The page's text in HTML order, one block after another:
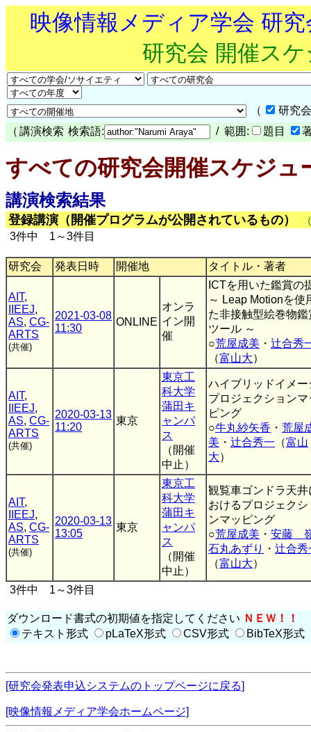
映像情報メディア学会 研
研究会 開催ス
（
研究
（ 講演検索 検索語: / 範囲: 題目
すべての研究会開催スケジュ
講演検索結果
登録講演（開催プログラムが公開されているもの）
3件中 1～3件目
研究会 発表日時 開催地 タイトル・著者
AIT,
IIEEJ,
AS, CG-
ARTS
(共催)
2021-03-08
11:30
ONLINE
オンラ
イン開
催
ICTを用いた鑑賞の
～ Leap Motionを使
た非接触型絵巻物鑑
ツール ～
○荒屋成美 ・ 辻合秀
（富山大）
AIT,
IIEEJ,
AS, CG-
ARTS
(共催)
2020-03-13
11:20
東京
東京工
科大学
蒲田キ
ャンパ
ス
（開催
中止）
ハイブリッドイメー
プロジェクションマ
ピング
○牛丸紗矢香 ・ 荒屋
美 ・ 辻合秀一 （富山
大）
AIT,
IIEEJ,
AS, CG-
ARTS
(共催)
2020-03-13
13:05
東京
東京工
科大学
蒲田キ
ャンパ
ス
（開催
中止）
観覧車ゴンドラ天井
おけるプロジェクシ
ンマッピング
○荒屋成美 ・ 安藤
石丸あずり
・ 辻合秀
（富山大）
3件中 1～3件目
ダウンロード書式の初期値を指定してください ＮＥＷ！！
テキスト形式
pLaTeX形式 CSV形式 BibTeX形式
[研究会発表申込システムのトップページに戻る]
[映像情報メディア学会ホームページ]